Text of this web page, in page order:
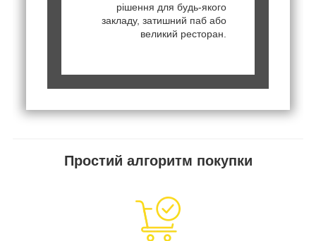
рішення для будь-якого
закладу, затишний паб або
великий ресторан.
Простий алгоритм покупки